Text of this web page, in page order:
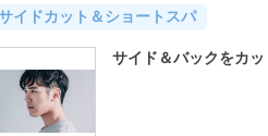
イドカット＆ショートスパ
サイド＆バックをカ